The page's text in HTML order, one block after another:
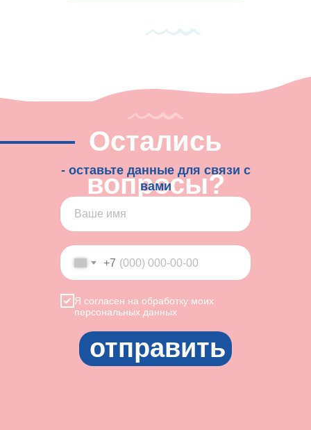
Остались
вопросы?
- оставьте данные для связи с
вами
+7
Я согласен на обработку моих
персональных данных
отправить